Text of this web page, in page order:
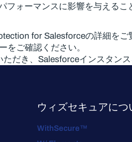
フォーマンスに影響を与えるこ
for Salesforceの詳細をご
をご確認ください。
だき、Salesforceインスタン
ウィズセキュアにつ
WithSecure™